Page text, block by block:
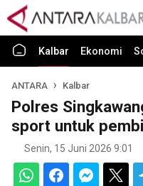
Kalbar Ekonomi
ANTARA Kalbar
Polres
sport untuk
Senin, 15 Juni 2026 9:01